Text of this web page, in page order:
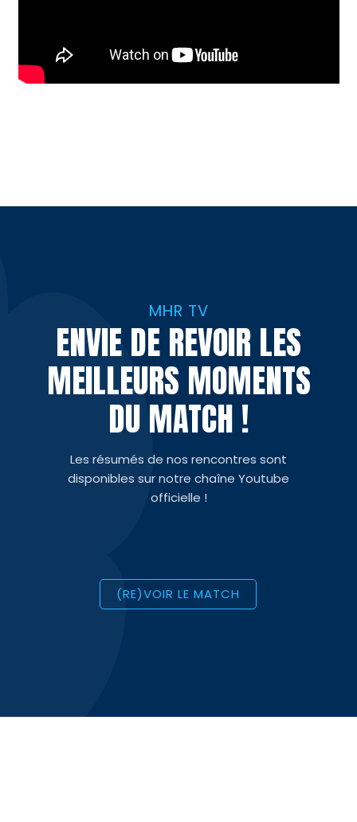
MHR TV
ENVIE DE REVOIR LES
MEILLEURS MOMENTS
DU MATCH !
Les résumés de nos rencontres sont
disponibles sur notre chaîne Youtube
officielle !
(RE)VOIR LE MATCH